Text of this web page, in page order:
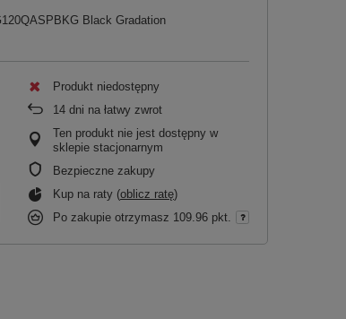
Black Gradation
Produkt niedostępny
14 dni na łatwy zwrot
Ten produkt nie jest dostępny w
sklepie stacjonarnym
Bezpieczne zakupy
Kup na raty (oblicz ratę)
Po zakupie otrzymasz 109.96 pkt.